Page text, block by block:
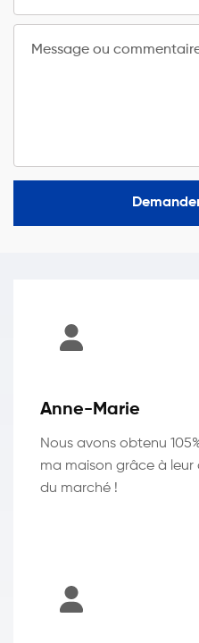
Message ou
Anne-Marie
Nous avons obtenu
ma maison grâce à leur
du marché !